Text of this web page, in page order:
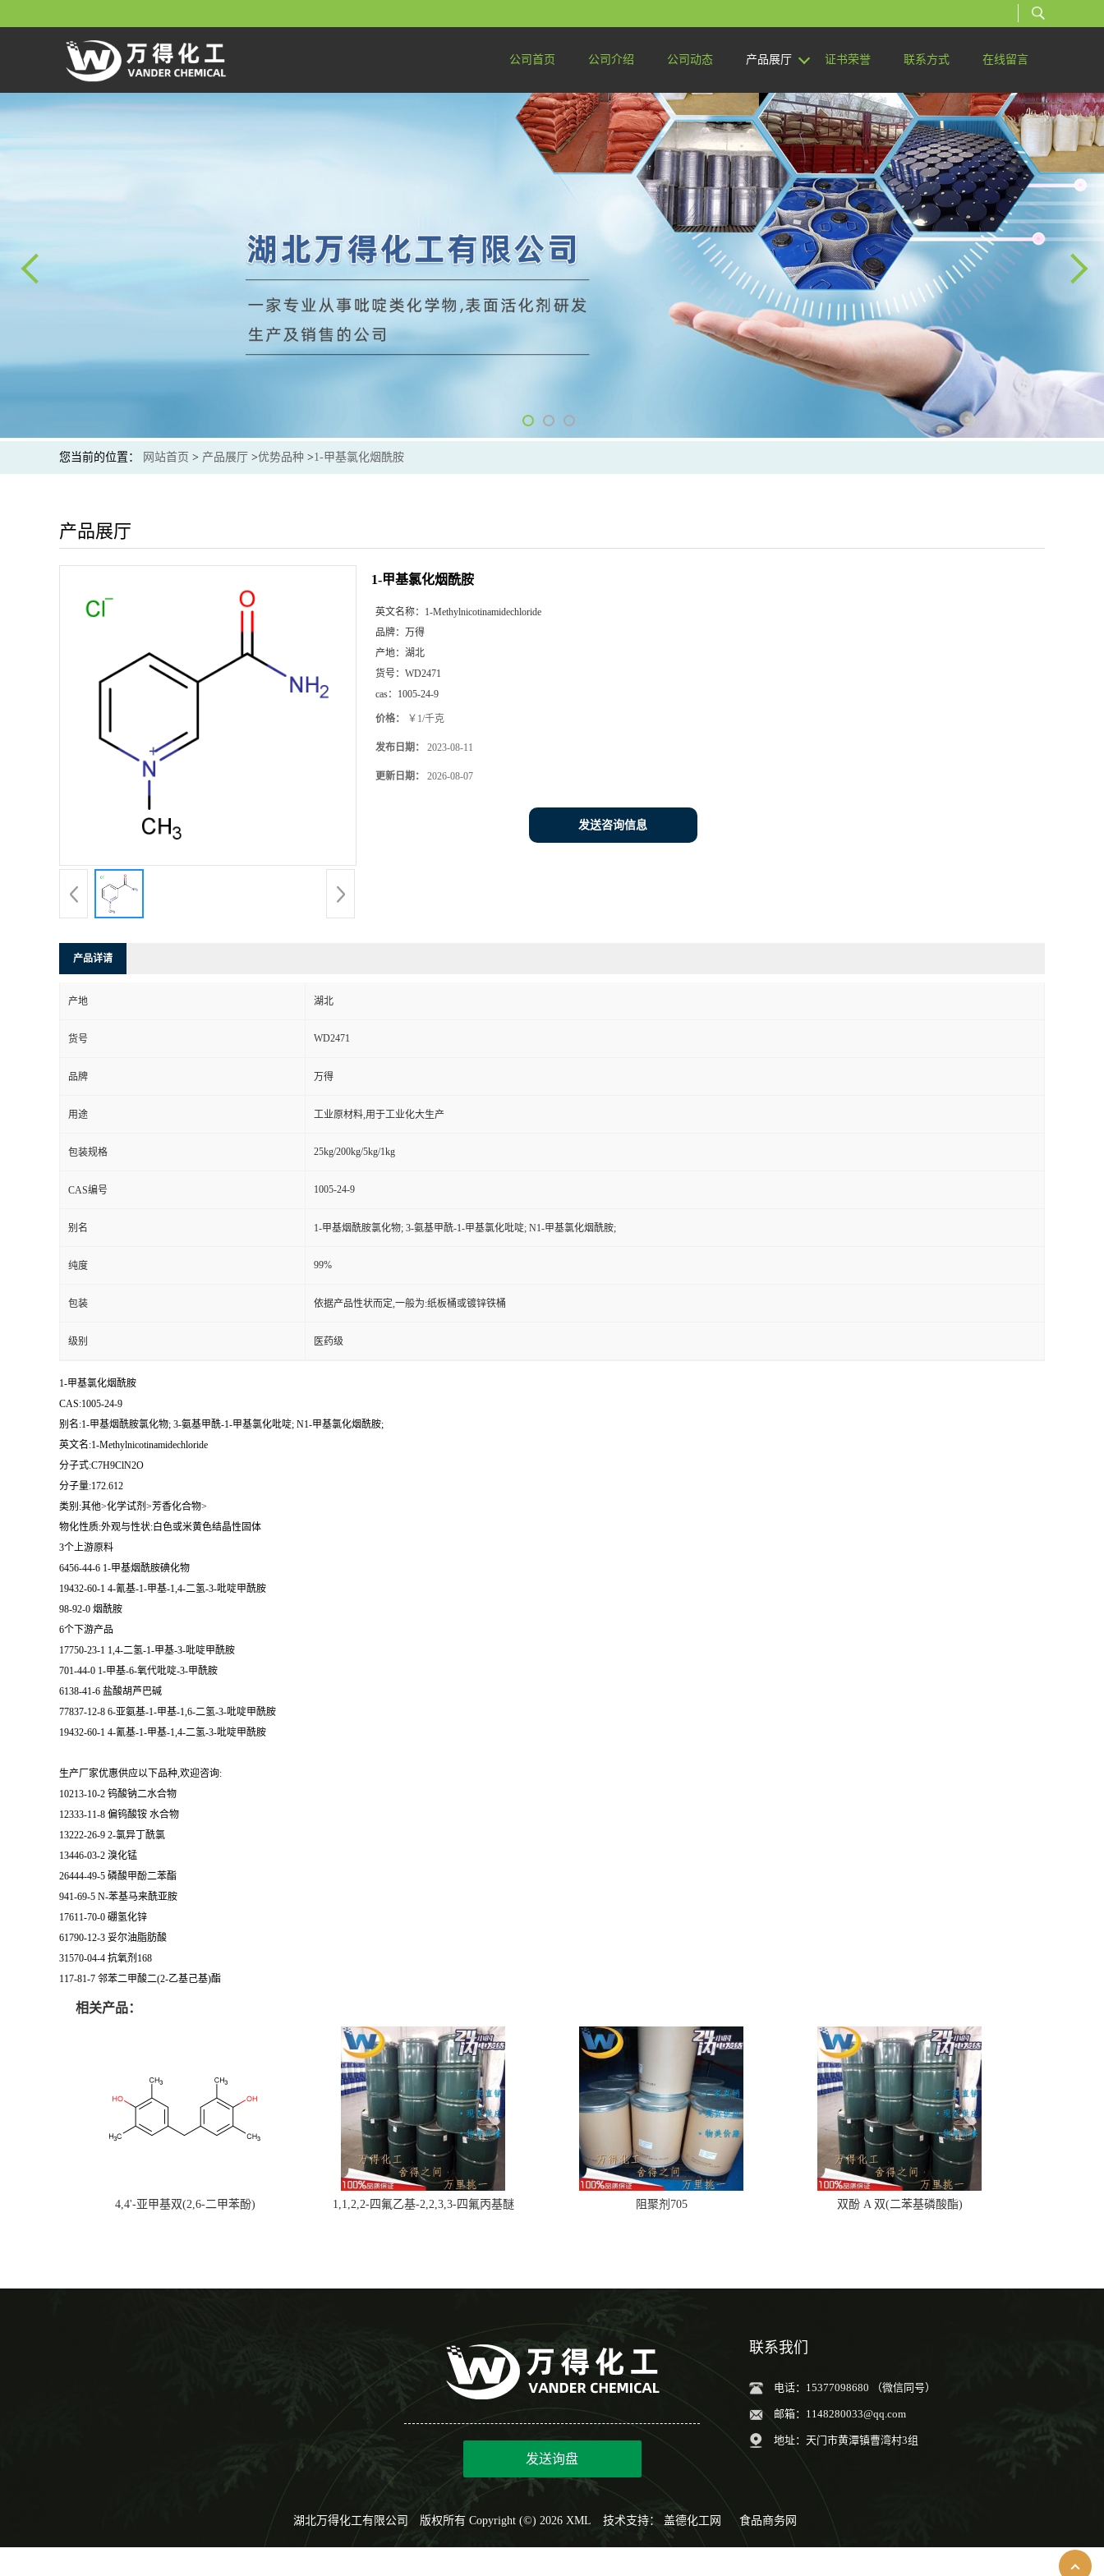
公司首页 公司介绍 公司动态 产品展厅 证书荣誉 联系方式 在线留言
您当前的位置： 网站首页 > 产品展厅 >优势品种 >1-甲基氯化烟酰胺
产品展厅
1-甲基氯化烟酰胺
英文名称： 1-Methylnicotinamidechloride
品牌： 万得
产地： 湖北
货号： WD2471
cas： 1005-24-9
价格： ￥1/千克
发布日期： 2023-08-11
更新日期： 2026-08-07
发送咨询信息
产品详请
产地 湖北
货号 WD2471
品牌 万得
用途 工业原材料,用于工业化大生产
包装规格 25kg/200kg/5kg/1kg
CAS编号 1005-24-9
别名 1-甲基烟酰胺氯化物; 3-氨基甲酰-1-甲基氯化吡啶; N1-甲基氯化烟酰胺;
纯度 99%
包装 依据产品性状而定,一般为:纸板桶或镀锌铁桶
级别 医药级
1-甲基氯化烟酰胺
CAS:1005-24-9
别名:1-甲基烟酰胺氯化物; 3-氨基甲酰-1-甲基氯化吡啶; N1-甲基氯化烟酰胺;
英文名:1-Methylnicotinamidechloride
分子式:C7H9ClN2O
分子量:172.612
类别:其他>化学试剂>芳香化合物>
物化性质:外观与性状:白色或米黄色结晶性固体
3个上游原料
6456-44-6 1-甲基烟酰胺碘化物
19432-60-1 4-氰基-1-甲基-1,4-二氢-3-吡啶甲酰胺
98-92-0 烟酰胺
6个下游产品
17750-23-1 1,4-二氢-1-甲基-3-吡啶甲酰胺
701-44-0 1-甲基-6-氧代吡啶-3-甲酰胺
6138-41-6 盐酸胡芦巴碱
77837-12-8 6-亚氨基-1-甲基-1,6-二氢-3-吡啶甲酰胺
19432-60-1 4-氰基-1-甲基-1,4-二氢-3-吡啶甲酰胺
生产厂家优惠供应以下品种,欢迎咨询:
10213-10-2 钨酸钠二水合物
12333-11-8 偏钨酸铵 水合物
13222-26-9 2-氯异丁酰氯
13446-03-2 溴化锰
26444-49-5 磷酸甲酚二苯酯
941-69-5 N-苯基马来酰亚胺
17611-70-0 硼氢化锌
61790-12-3 妥尔油脂肪酸
31570-04-4 抗氧剂168
117-81-7 邻苯二甲酸二(2-乙基己基)酯
相关产品：
4,4'-亚甲基双(2,6-二甲苯酚) 1,1,2,2-四氟乙基-2,2,3,3-四氟丙基醚 阻聚剂705 双酚 A 双(二苯基磷酸酯)
发送询盘
联系我们
电话：15377098680 （微信同号）
邮箱： 1148280033@qq.com
地址：天门市黄潭镇曹湾村3组
湖北万得化工有限公司 版权所有 Copyright (©) 2026 XML 技术支持： 盖德化工网 食品商务网